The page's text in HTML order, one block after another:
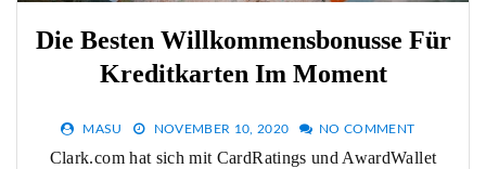
Die Besten Willkommensbonusse Für
Kreditkarten Im Moment
MASU NOVEMBER 10, 2020 NO COMMENT
Clark.com hat sich mit CardRatings und AwardWallet